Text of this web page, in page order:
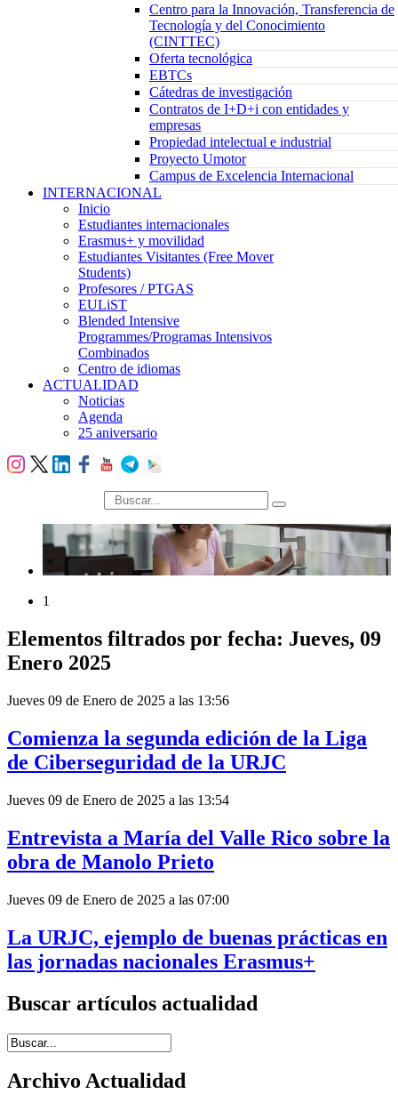
Centro para la Innovación, Transferencia de
Tecnología y del Conocimiento
(CINTTEC)
Oferta tecnológica
EBTCs
Cátedras de investigación
Contratos de I+D+i con entidades y
empresas
Propiedad intelectual e industrial
Proyecto Umotor
Campus de Excelencia Internacional
INTERNACIONAL
Inicio
Estudiantes internacionales
Erasmus+ y movilidad
Estudiantes Visitantes (Free Mover
Students)
Profesores / PTGAS
EULiST
Blended Intensive
Programmes/Programas Intensivos
Combinados
Centro de idiomas
ACTUALIDAD
Noticias
Agenda
25 aniversario
búsqueda
1
Elementos filtrados por fecha: Jueves, 09
Enero 2025
Jueves 09 de Enero de 2025 a las 13:56
Comienza la segunda edición de la Liga
de Ciberseguridad de la URJC
Jueves 09 de Enero de 2025 a las 13:54
Entrevista a María del Valle Rico sobre la
obra de Manolo Prieto
Jueves 09 de Enero de 2025 a las 07:00
La URJC, ejemplo de buenas prácticas en
las jornadas nacionales Erasmus+
Buscar artículos actualidad
Introduce términos de búsqueda
Archivo Actualidad